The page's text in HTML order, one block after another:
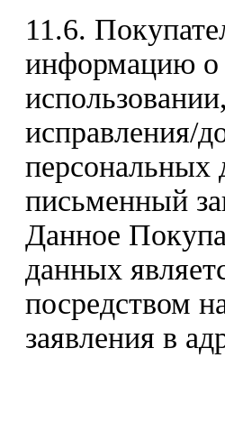
11.6.
информацию о
исправления/
персональных
письменный
Данное
данных
посредством
заявления в